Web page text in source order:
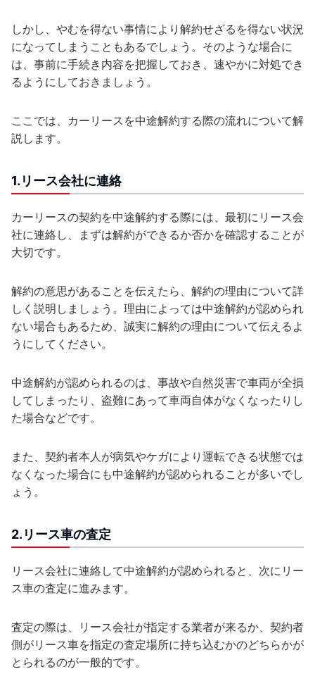
しかし、やむを得ない事情により解約せざるを得ない状況
になってしまうこともあるでしょう。そのような場合に
は、事前に手続き内容を把握しておき、速やかに対処でき
るようにしておきましょう。
ここでは、カーリースを中途解約する際の流れについて解
説します。
1.リース会社に連絡
カーリースの契約を中途解約する際には、最初にリース会
社に連絡し、まずは解約ができるか否かを確認することが
大切です。
解約の意思があることを伝えたら、解約の理由について詳
しく説明しましょう。理由によっては中途解約が認められ
ない場合もあるため、誠実に解約の理由について伝えるよ
うにしてください。
中途解約が認められるのは、事故や自然災害で車両が全損
してしまったり、盗難にあって車両自体がなくなったりし
た場合などです。
また、契約者本人が病気やケガにより運転できる状態では
なくなった場合にも中途解約が認められることが多いでし
ょう。
2.リース車の査定
リース会社に連絡して中途解約が認められると、次にリー
ス車の査定に進みます。
査定の際は、リース会社が指定する業者が来るか、契約者
側がリース車を指定の査定場所に持ち込むかのどちらかが
とられるのが一般的です。